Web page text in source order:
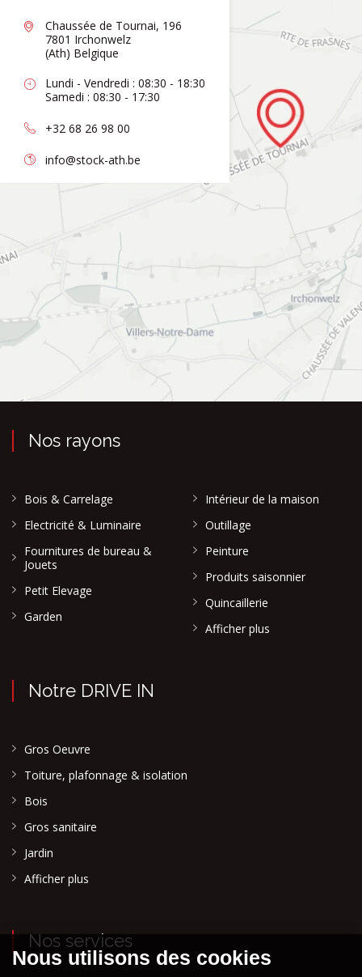
Chaussée de Tournai, 196
7801 Irchonwelz
(Ath) Belgique
Lundi - Vendredi : 08:30 - 18:30
Samedi : 08:30 - 17:30
+32 68 26 98 00
info@stock-ath.be
Nos rayons
Bois & Carrelage
Electricité & Luminaire
Fournitures de bureau &
Jouets
Petit Elevage
Garden
Intérieur de la maison
Outillage
Peinture
Produits saisonnier
Quincaillerie
Afficher plus
Notre DRIVE IN
Gros Oeuvre
Toiture, plafonnage & isolation
Bois
Gros sanitaire
Jardin
Afficher plus
Nos services